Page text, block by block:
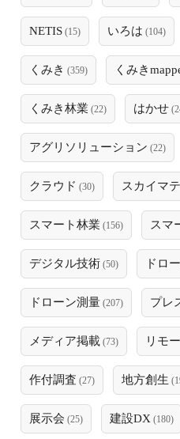
NETIS (15) いろは (104)
くみき (359) くみき
くみき林業 (22) はかせ
アグリソリューション (22)
クラウド (30) スカイマ
スマート林業 (156) スマ
デジタル技術 (50) ドロ
ドローン測量 (207) プレ
メディア掲載 (73) リモ
作付調査 (27) 地方創生
展示会 (25) 建設DX (180)